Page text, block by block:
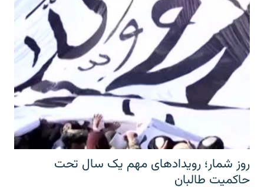
روز شمار؛ رویدادهای مهم یک سال تحت
حاکمیت طالبان